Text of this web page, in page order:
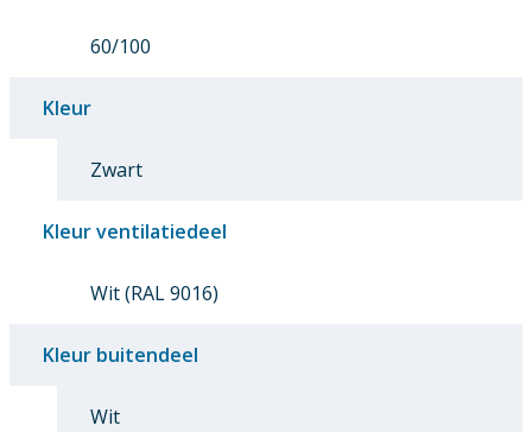
60/100
Kleur
Zwart
Kleur ventilatiedeel
Wit (RAL 9016)
Kleur buitendeel
Wit